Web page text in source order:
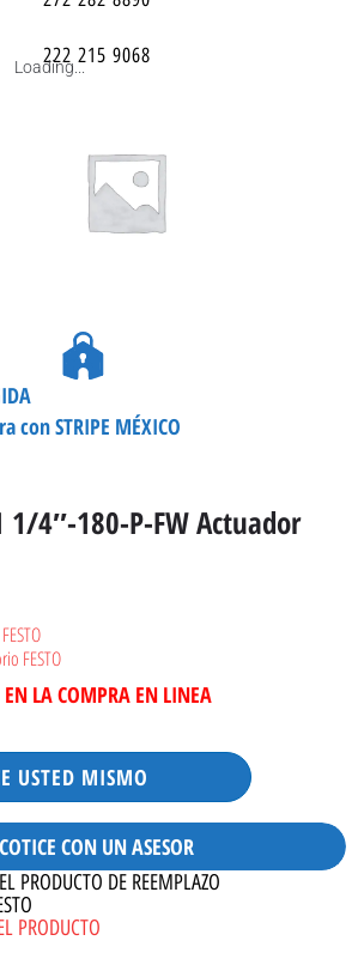
222 215 9068
Loading...
con STRIPE MÉXICO
1/4″-180-P-FW Actuador
FESTO
EN LA COMPRA EN LINEA
USTED MISMO
COTICE CON UN ASESOR
PRODUCTO DE REEMPLAZO
PRODUCTO